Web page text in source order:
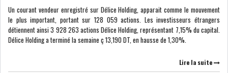
Un courant vendeur enregistré sur Délice Holding, apparait comme le mouvement
le plus important, portant sur 128 059 actions. Les investisseurs étrangers
détiennent ainsi 3 928 263 actions Délice Holding, représentant 7,15% du capital.
Délice Holding a terminé la semaine ç 13,190 DT, en hausse de 1,30%.
Lire la suite